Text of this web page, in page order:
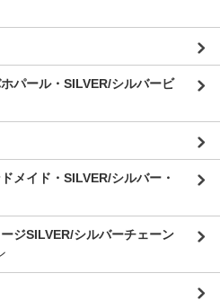
パール・SILVER/シルバービ
メイド・SILVER/シルバー・
ジSILVER/シルバーチェーン